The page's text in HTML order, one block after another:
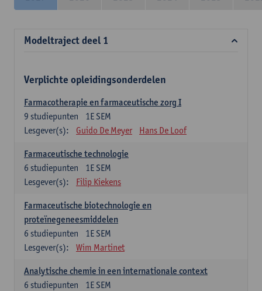
Modeltraject deel 1
Verplichte opleidingsonderdelen
Farmacotherapie en farmaceutische zorg I
1E SEM
9 studiepunten
Lesgever(s):
Guido De Meyer Hans De Loof
Farmaceutische technologie
1E SEM
6 studiepunten
Lesgever(s):
Filip Kiekens
Farmaceutische biotechnologie en
proteïnegeneesmiddelen
1E SEM
6 studiepunten
Lesgever(s):
Wim Martinet
Analytische chemie in een internationale context
1E SEM
6 studiepunten